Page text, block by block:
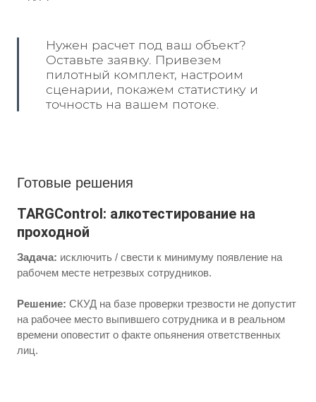
Нужен расчет под ваш объект?
Оставьте заявку. Привезем
пилотный комплект, настроим
сценарии, покажем статистику и
точность на вашем потоке.
Готовые решения
TARGControl: алкотестирование на
проходной
Задача: исключить / свести к минимуму появление на
рабочем месте нетрезвых сотрудников.
Решение: СКУД на базе проверки трезвости не допустит
на рабочее место выпившего сотрудника и в реальном
времени оповестит о факте опьянения ответственных
лиц.